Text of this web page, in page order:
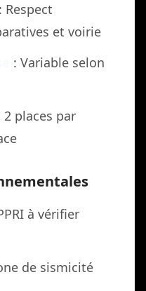
: Respect
et voirie
: Variable selon
2 places par
à vérifier
de sismicité